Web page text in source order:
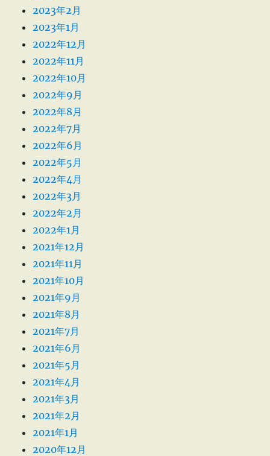
2023年2月
2023年1月
2022年12月
2022年11月
2022年10月
2022年9月
2022年8月
2022年7月
2022年6月
2022年5月
2022年4月
2022年3月
2022年2月
2022年1月
2021年12月
2021年11月
2021年10月
2021年9月
2021年8月
2021年7月
2021年6月
2021年5月
2021年4月
2021年3月
2021年2月
2021年1月
2020年12月